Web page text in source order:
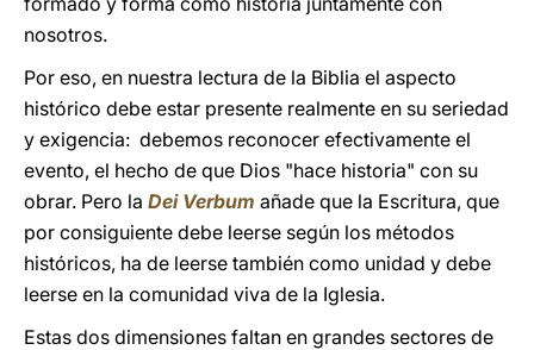
nosotros.
Por eso, en nuestra lectura de la Biblia el aspecto
histórico debe estar presente realmente en su seriedad
y exigencia: debemos reconocer efectivamente el
evento, el hecho de que Dios "hace historia" con su
obrar. Pero la Dei Verbum añade que la Escritura, que
por consiguiente debe leerse según los métodos
históricos, ha de leerse también como unidad y debe
leerse en la comunidad viva de la Iglesia.
Estas dos dimensiones faltan en grandes sectores de